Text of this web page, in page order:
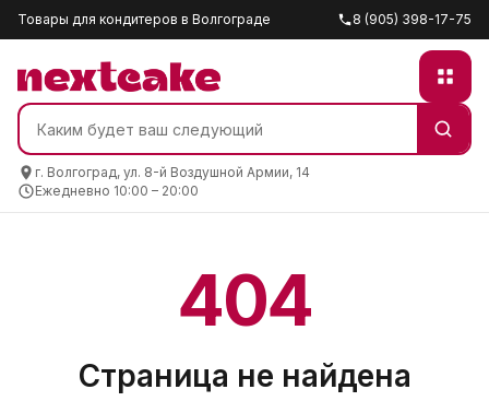
Товары для кондитеров в Волгограде 8 (905) 398-17-75
г. Волгоград, ул. 8-й Воздушной Армии, 14
Ежедневно 10:00 – 20:00
404
Страница не найдена